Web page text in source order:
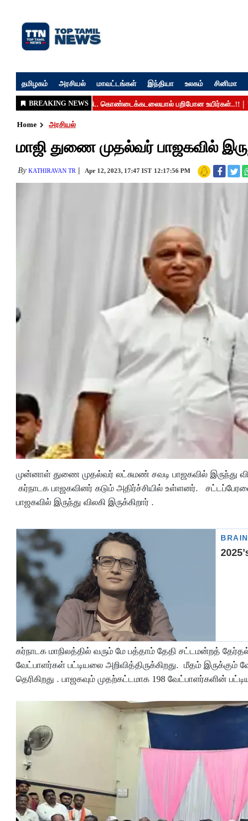
தமிழகம் அரசியல் மாவட்டங்கள் இந்தியா உலகம் சினிமா
Home அரசியல்
மாஜி துணை முதல்வர் பாஜகவில்
By KATHIRAVAN TR Apr 12, 2023, 17:47 IST 12:17:56 PM
முன்னாள் துணை முதல்வர் லட்சுமண் சவடி பாஜகவில் இருந்து
கர்நாடக பாஜகவினர் கடும் அதிர்ச்சியில் உள்ளனர்.
பாஜகவில் இருந்து விலகி இருக்கிறார் .
கர்நாடக மாநிலத்தில் வரும் மே பத்தாம் தேதி சட்டமன்றத்
வேட்பாளர்கள் பட்டியலை அறிவித்திருக்கிறது. மீதம் இருக்கும்
தெரிகிறது . பாஜகவும் முதற்கட்டமாக 198 வேட்பாளர்களின்